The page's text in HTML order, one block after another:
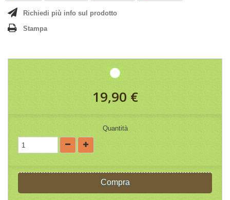
Richiedi più info sul prodotto
Stampa
19,90 €
Quantità
Compra